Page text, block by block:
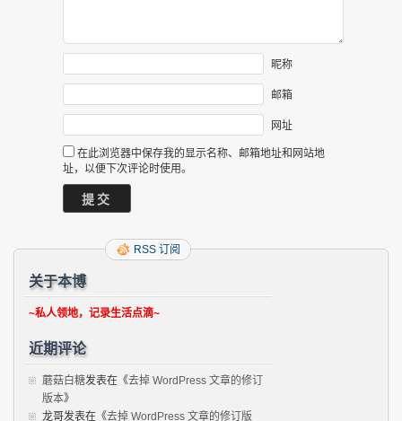
昵称
邮箱
网址
在此浏览器中保存我的显示名称、邮箱地址和网站地
址，以便下次评论时使用。
RSS 订阅
关于本博
~私人领地，记录生活点滴~
近期评论
蘑菇白糖发表在《去掉 WordPress 文章的修订
版本》
龙哥发表在《去掉 WordPress 文章的修订版